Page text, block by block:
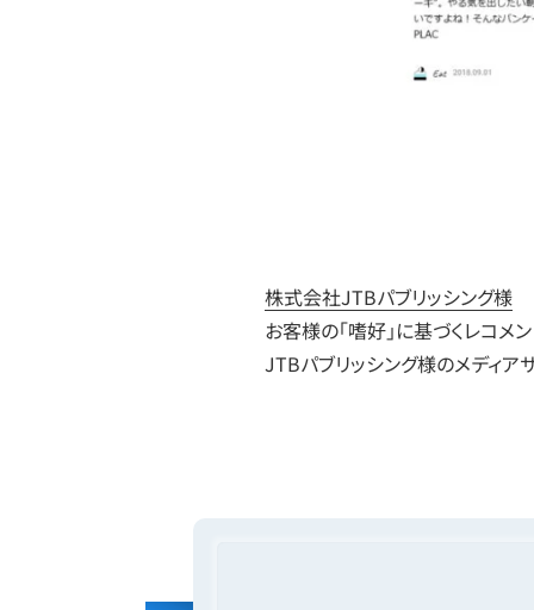
株式会社JTBパブリッシング様
お客様の「嗜好」に基づくレコメ
JTBパブリッシング様のメディア